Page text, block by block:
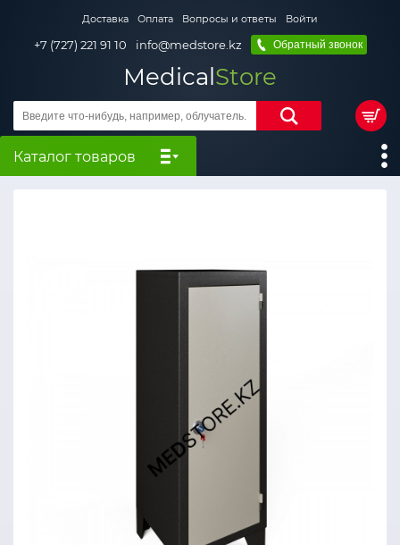
Доставка Оплата Вопросы и ответы Войти
+7 (727) 221 91 10 info@medstore.kz Обратный звонок
MedicalStore
Каталог товаров